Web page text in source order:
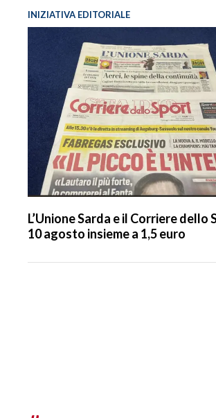
INIZIATIVA EDITORIALE
L’Unione Sarda e il Corriere dello
10 agosto insieme a 1,5 euro